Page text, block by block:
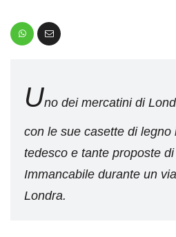
Uno dei mercatini di
con le sue casette di legno
tedesco e tante proposte
Immancabile durante un
Londra.